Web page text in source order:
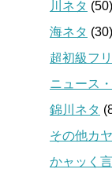
川ネタ (50)
海ネタ (30)
超初級フ
ニュース
錦川ネタ
その他カ
かャッく言